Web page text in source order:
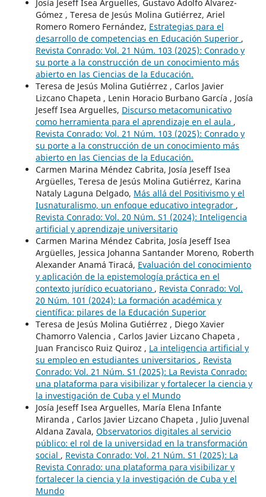
Josía Jeseff Isea Arguelles, Gustavo Adolfo Álvarez-
Gómez , Teresa de Jesús Molina Gutiérrez, Ariel
Romero Romero Fernández, Estrategias para el
desarrollo de competencias en Educación Superior ,
Revista Conrado: Vol. 21 Núm. 103 (2025): Conrado y
su porte a la construcción de un conocimiento más
abierto en las Ciencias de la Educación.
Teresa de Jesús Molina Gutiérrez , Carlos Javier
Lizcano Chapeta , Lenin Horacio Burbano García , Josía
Jeseff Isea Arguelles, Discurso metacomunicativo
como herramienta para el aprendizaje en el aula ,
Revista Conrado: Vol. 21 Núm. 103 (2025): Conrado y
su porte a la construcción de un conocimiento más
abierto en las Ciencias de la Educación.
Carmen Marina Méndez Cabrita, Josía Jeseff Isea
Argüelles, Teresa de Jesús Molina Gutiérrez, Karina
Nataly Laguna Delgado, Más allá del Positivismo y el
Iusnaturalismo, un enfoque educativo integrador ,
Revista Conrado: Vol. 20 Núm. S1 (2024): Inteligencia
artificial y aprendizaje universitario
Carmen Marina Méndez Cabrita, Josía Jeseff Isea
Argüelles, Jessica Johanna Santander Moreno, Roberth
Alexander Anamá Tiracá, Evaluación del conocimiento
y aplicación de la epistemología práctica en el
contexto jurídico ecuatoriano , Revista Conrado: Vol.
20 Núm. 101 (2024): La formación académica y
científica: pilares de la Educación Superior
Teresa de Jesús Molina Gutiérrez , Diego Xavier
Chamorro Valencia , Carlos Javier Lizcano Chapeta ,
Juan Francisco Ruiz Quiroz , La inteligencia artificial y
su empleo en estudiantes universitarios , Revista
Conrado: Vol. 21 Núm. S1 (2025): La Revista Conrado:
una plataforma para visibilizar y fortalecer la ciencia y
la investigación de Cuba y el Mundo
Josía Jeseff Isea Arguelles, María Elena Infante
Miranda , Carlos Javier Lizcano Chapeta , Julio Juvenal
Aldana Zavala, Observatorios digitales al servicio
público: el rol de la universidad en la transformación
social , Revista Conrado: Vol. 21 Núm. S1 (2025): La
Revista Conrado: una plataforma para visibilizar y
fortalecer la ciencia y la investigación de Cuba y el
Mundo